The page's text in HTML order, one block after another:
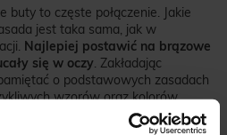
to częste połączenie. Jakie
jest taka sama, jak w
Najlepiej postawić na brązowe
się w oczy. Zakładając
o podstawowych zasadach
wzorów oraz kolorów.